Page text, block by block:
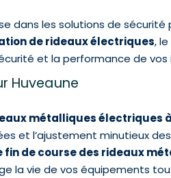
dans les solutions de sécurité
de rideaux électriques, le
et la performance de vos
Huveaune
métalliques électriques à
et l’ajustement minutieux
fin de course des rideaux
la vie de vos équipements